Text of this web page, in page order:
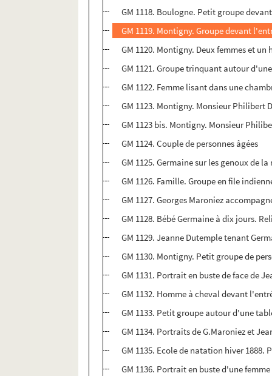
GM 1118. Boulogne. Petit groupe
GM 1119. Montigny. Groupe devant
GM 1120. Montigny. Deux femmes et
GM 1121. Groupe trinquant autour
GM 1122. Femme lisant dans une
GM 1123. Montigny. Monsieur Philibert
GM 1123 bis. Montigny. Monsieur
GM 1124. Couple de personnes âgées
GM 1125. Germaine sur les genoux de
GM 1126. Famille. Groupe en file
GM 1127. Georges Maroniez
GM 1128. Bébé Germaine à dix jours.
GM 1129. Jeanne Dutemple tenant
GM 1130. Montigny. Petit groupe de
GM 1131. Portrait en buste de face de
GM 1132. Homme à cheval devant
GM 1133. Petit groupe autour d'une
GM 1134. Portraits de G.Maroniez et
GM 1135. Ecole de natation hiver
GM 1136. Portrait en buste d'une